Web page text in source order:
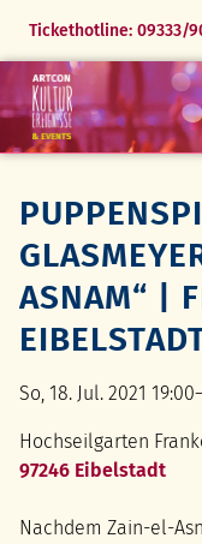
Tickethotline: 09333/
ASNAM“ |
So, 18. Jul. 2021
Hochseilgarten
97246 Eibelstadt
Nachdem Zain-el-
Open Airs &
Tickets
Bücher, CDs & Media
FAQ
24.07.26 Die
25.07.26 Simply Tina
Rothenburg erleben
FAQ
31.07.26 Festliche
01.08.26 Simply
Parkfest
Ausstellung
FAQ
06.06.26 The Magic
Naturpark Spessart
FAQ
Markus Grimm
Romane &
History Events